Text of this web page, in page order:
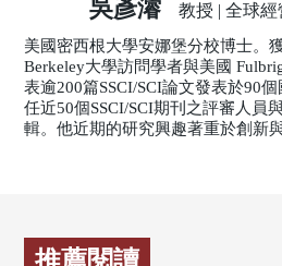
吳彥濬 教授 | 全球
美國密西根大學安娜堡分校博士。
Berkeley大學訪問學者與美國
表逾200篇SSCI/SCI論文發表於90
任近50個SSCI/SCI期刊之評審人員
輯。他近期的研究興趣著重於創新
推薦閱讀